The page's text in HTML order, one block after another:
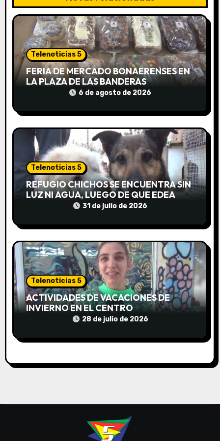
ó
n
d
e
n
r
a
a
s
Telenoticias 5
FERIA DE MERCADO BONAERENSES EN
LA PLAZA DE LAS BANDERAS
6 de agosto de 2026
Telenoticias 5
REFUGIO CHICHOS SE ENCUENTRA SIN
LUZ NI AGUA, LUEGO DE QUE EDEA
CORTARA EL SUMINISTRO SIN AVISO
31 de julio de 2026
Telenoticias 5
ACTIVIDADES DE VACACIONES DE
INVIERNO EN EL CENTRO
COMUNITARIO EL TALA
28 de julio de 2026